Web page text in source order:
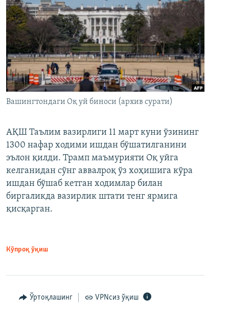
Вашингтондаги Оқ уй биноси (архив сурати)
АҚШ Таълим вазирлиги 11 март куни ўзининг
1300 нафар ходими ишдан бўшатилганини
эълон қилди. Трамп маъмурияти Оқ уйга
келганидан сўнг аввалроқ ўз хоҳишига кўра
ишдан бўшаб кетган ходимлар билан
биргаликда вазирлик штати тенг ярмига
қисқарган.
Кўпроқ ўқиш
Ўртоқлашинг VPNсиз ўқиш